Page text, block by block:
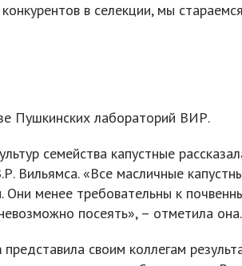
в селекции, мы
Пушкинских лабораторий ВИР.
семейства капустные
Вильямса. «Все масличные
Они менее требовательны к
посеять», – отметила она.
представила своим коллегам